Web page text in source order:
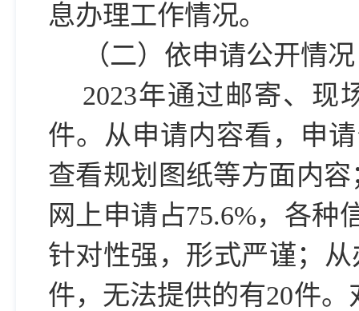
息办理工作情况。
（二）依申请公开情况
2023年通过邮寄、现
件。从申请内容看，申
查看规划图纸等方面内
网上申请占75.6%，各
针对性强，形式严谨；
件，无法提供的有20件